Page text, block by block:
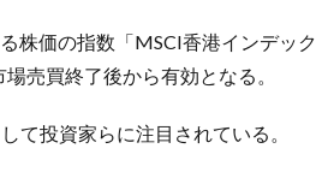
株価の指数「MSCI香港インデック
売買終了後から有効となる。
て投資家らに注目されている。